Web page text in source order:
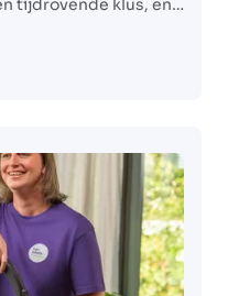
tijdrovende klus, en